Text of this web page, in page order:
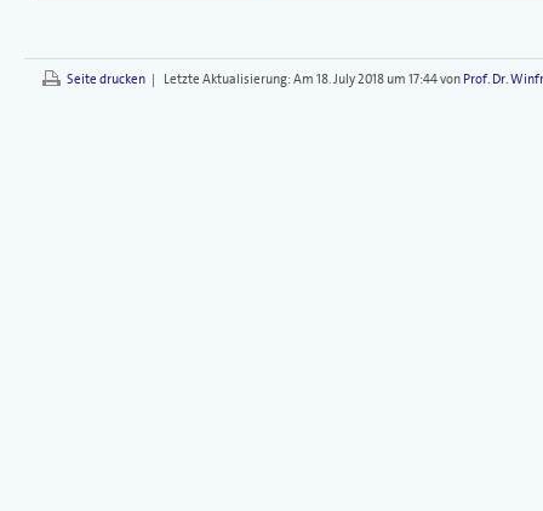
Seite drucken | Letzte Aktualisierung:Am 18. July 2018 um 17:44 von Prof. Dr.